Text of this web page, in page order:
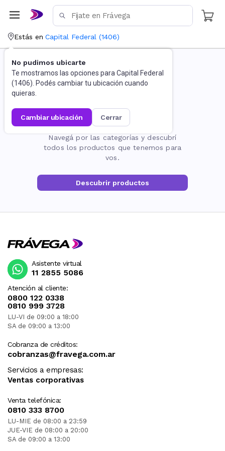
Estás en Capital Federal (1406)
No pudimos ubicarte
Te mostramos las opciones para Capital Federal
(1406). Podés cambiar tu ubicación cuando
quieras.
cambiar ubicación cerrar
La página no existe
Navegá por las categorías y descubrí
todos los productos que tenemos para
vos.
Descubrir productos
Atención al cliente:
0800 122 0338
0810 999 3728
LU-VI de 09:00 a 18:00
SA de 09:00 a 13:00
Cobranza de créditos:
cobranzas@fravega.com.ar
Servicios a empresas:
Ventas corporativas
Venta telefónica:
0810 333 8700
LU-MIE de 08:00 a 23:59
JUE-VIE de 08:00 a 20:00
SA de 09:00 a 13:00
Asistente virtual
11 2855 5086